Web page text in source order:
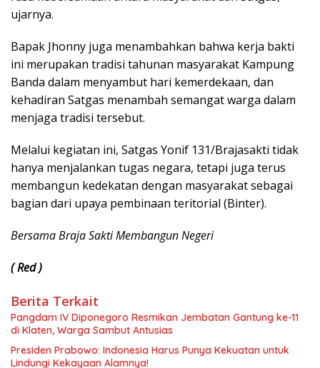
ujarnya.
Bapak Jhonny juga menambahkan bahwa kerja bakti
ini merupakan tradisi tahunan masyarakat Kampung
Banda dalam menyambut hari kemerdekaan, dan
kehadiran Satgas menambah semangat warga dalam
menjaga tradisi tersebut.
Melalui kegiatan ini, Satgas Yonif 131/Brajasakti tidak
hanya menjalankan tugas negara, tetapi juga terus
membangun kedekatan dengan masyarakat sebagai
bagian dari upaya pembinaan teritorial (Binter).
Bersama Braja Sakti Membangun Negeri
( Red )
Berita Terkait
Pangdam IV Diponegoro Resmikan Jembatan Gantung ke-11
di Klaten, Warga Sambut Antusias
Presiden Prabowo: Indonesia Harus Punya Kekuatan untuk
Lindungi Kekayaan Alamnya!